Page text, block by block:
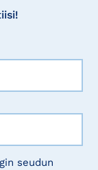
seudun